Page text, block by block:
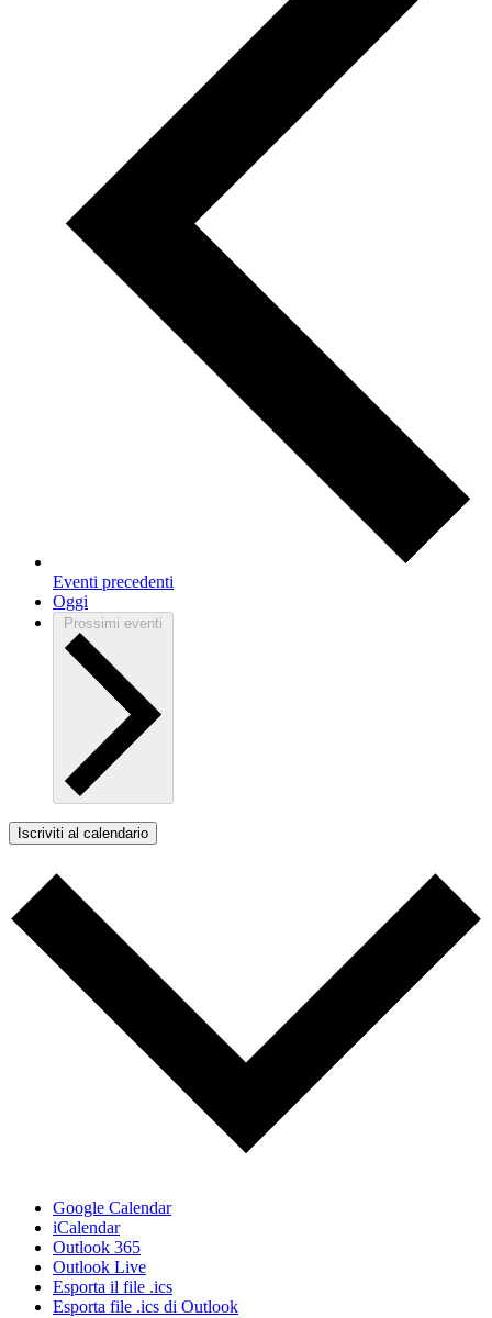
Eventi precedenti
Oggi
Prossimi eventi
Iscriviti al calendario
Google Calendar
iCalendar
Outlook 365
Outlook Live
Esporta il file .ics
Esporta file .ics di Outlook